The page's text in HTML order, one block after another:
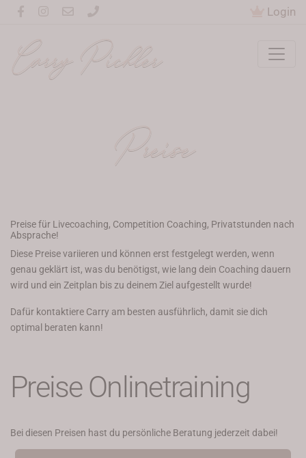
Login
Carry Pichler
Preise
Preise für Livecoaching, Competition Coaching, Privatstunden nach
Absprache!
Diese Preise variieren und können erst festgelegt werden, wenn
genau geklärt ist, was du benötigst, wie lang dein Coaching dauern
wird und ein Zeitplan bis zu deinem Ziel aufgestellt wurde!
Dafür kontaktiere Carry am besten ausführlich, damit sie dich
optimal beraten kann!
Preise Onlinetraining
Bei diesen Preisen hast du persönliche Beratung jederzeit dabei!